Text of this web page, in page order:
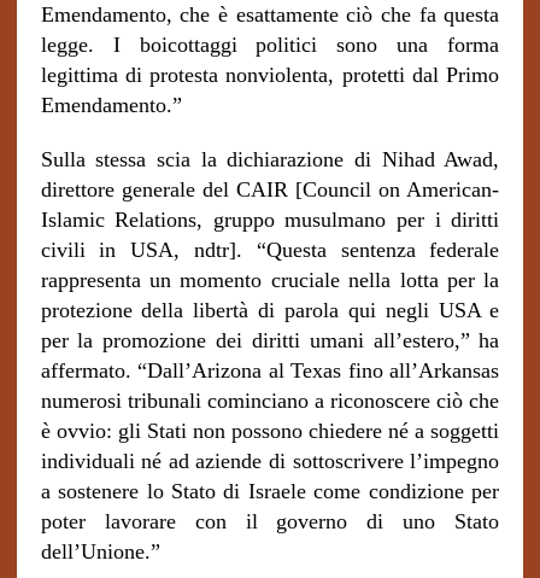
Emendamento, che è esattamente ciò che fa questa
legge. I boicottaggi politici sono una forma
legittima di protesta nonviolenta, protetti dal Primo
Emendamento.”
Sulla stessa scia la dichiarazione di Nihad Awad,
direttore generale del CAIR [Council on American-
Islamic Relations, gruppo musulmano per i diritti
civili in USA, ndtr]. “Questa sentenza federale
rappresenta un momento cruciale nella lotta per la
protezione della libertà di parola qui negli USA e
per la promozione dei diritti umani all’estero,” ha
affermato. “Dall’Arizona al Texas fino all’Arkansas
numerosi tribunali cominciano a riconoscere ciò che
è ovvio: gli Stati non possono chiedere né a soggetti
individuali né ad aziende di sottoscrivere l’impegno
a sostenere lo Stato di Israele come condizione per
poter lavorare con il governo di uno Stato
dell’Unione.”